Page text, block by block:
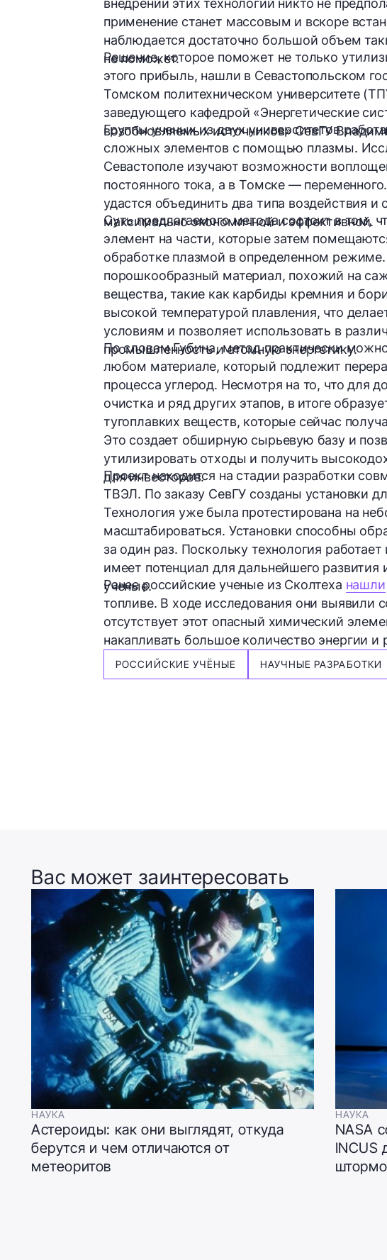
внедрении этих технологий никто не
применение станет массовым и вскоре
наблюдается достаточно большой объем
не поможет.
Решение, которое поможет не только
этого прибыль, нашли в Севастопольском
Томском политехническом университете
заведующего кафедрой «Энергетические
возобновляемых источников» СевГУ
Группы ученых из двух университетов
сложных элементов с помощью плазмы.
Севастополе изучают возможности
постоянного тока, а в Томске — переменного
удастся объединить два типа воздействия
максимально экономичной и эффективной.
Суть предлагаемого метода состоит в том,
элемент на части, которые затем
обработке плазмой в определенном режиме.
порошкообразный материал, похожий на
вещества, такие как карбиды кремния и
высокой температурой плавления, что
условиям и позволяет использовать в
промышленность и атомную энергетику.
По словам Губина, метод практически
любом материале, который подлежит
процессауглерод. Несмотря на то, что для
очистка и ряд других этапов, в итоге
тугоплавких веществ, которые сейчас
Это создает обширную сырьевую базу и
утилизировать отходы и получить
для инвесторов.
Проект находится на стадии разработки
ТВЭЛ. По заказу СевГУ созданы установки
Технология уже была протестирована на
масштабироваться. Установки способны
за один раз. Поскольку технология
имеет потенциал для дальнейшего
ученые.
Ранее российские ученые из Сколтеха нашли
топливе. В ходе исследования они выявили
отсутствует этот опасный химический
накапливать большое количество энергии и
РОССИЙСКИЕ УЧЁНЫЕ НАУЧНЫЕ РАЗРАБОТКИ
Вас может заинтересовать
НАУКА
Астероиды: как они выглядят, откуда
берутся и чем отличаются от
метеоритов
НАУКА
NASA
INCUS